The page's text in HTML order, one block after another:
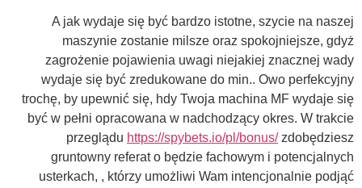
A jak wydaje się być bardzo istotne, szycie na naszej
maszynie zostanie milsze oraz spokojniejsze, gdyż
zagrożenie pojawienia uwagi niejakiej znacznej wady
wydaje się być zredukowane do min.. Owo perfekcyjny
trochę, by upewnić się, hdy Twoja machina MF wydaje się
być w pełni opracowana w nadchodzący okres. W trakcie
przeglądu https://spybets.io/pl/bonus/zdobędziesz
gruntowny referat o będzie fachowym i potencjalnych
usterkach, , którzy umożliwi Wam intencjonalnie podjąć